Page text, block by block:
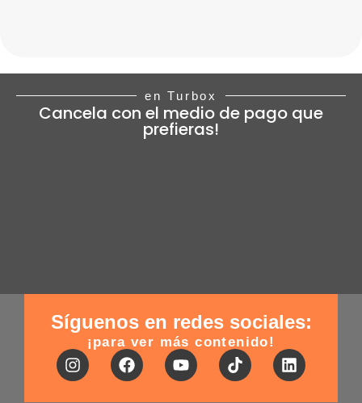
en Turbox
Cancela con el medio de pago que
prefieras!
Síguenos en redes sociales:
¡para ver más contenido!